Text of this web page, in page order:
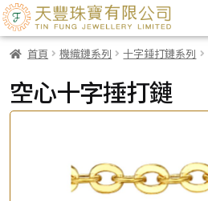
首頁 機織鏈系列 十字錘打鏈系列
空心十字捶打鏈